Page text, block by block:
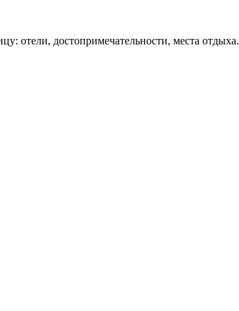
отели, достопримечательности, места отдыха.